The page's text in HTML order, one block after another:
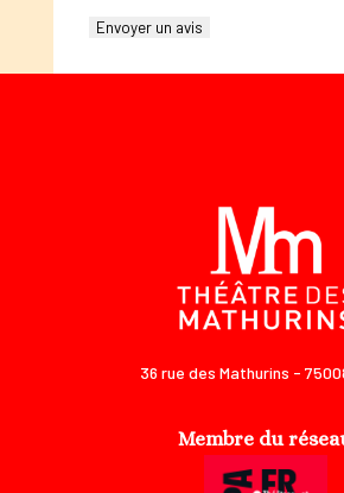
Envoyer un avis
36 rue des Mathurins -
Membre du